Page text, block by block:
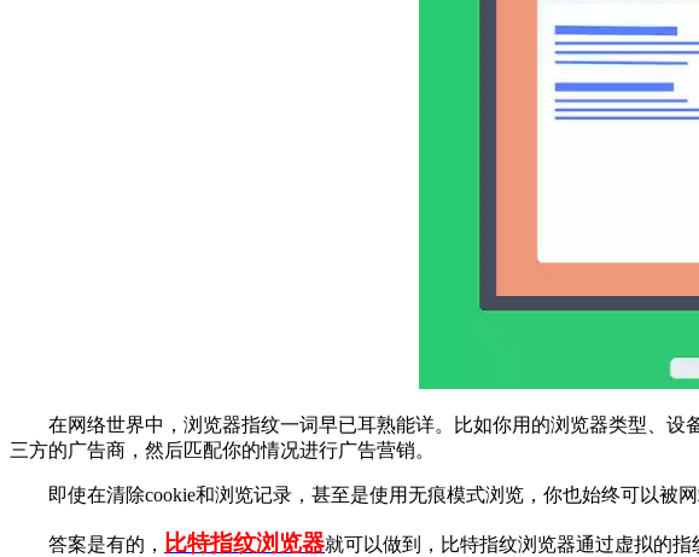
在网络世界中，浏览器指纹一词早已耳熟能详。比如你用的浏览器类型、设
三方的广告商，然后匹配你的情况进行广告营销。
即使在清除cookie和浏览记录，甚至是使用无痕模式浏览，你也始终可以被
答案是有的， 比特指纹浏览器就可以做到，比特指纹浏览器通过虚拟的